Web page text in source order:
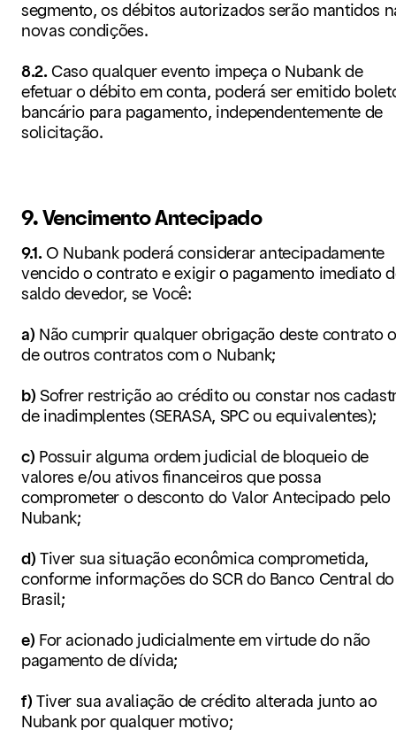
segmento, os débitos autorizados serão mantidos
novas condições.
8.2.Caso qualquer evento impeça o Nubank de
efetuar o débito em conta, poderá ser emitido
bancário para pagamento, independentemente de
solicitação.
9. Vencimento Antecipado
9.1.O Nubank poderá considerar antecipadamente
vencido o contrato e exigir o pagamento imediato
saldo devedor, se Você:
a) Não cumprir qualquer obrigação deste contrato
de outros contratos com o Nubank;
b) Sofrer restrição ao crédito ou constar nos
de inadimplentes (SERASA, SPC ou equivalentes);
c) Possuir alguma ordem judicial de bloqueio de
valores e/ou ativos financeiros que possa
comprometer o desconto do Valor Antecipado pelo
Nubank;
d) Tiver sua situação econômica comprometida,
conforme informações do SCR do Banco Central do
Brasil;
e) For acionado judicialmente em virtude do não
pagamento de dívida;
f) Tiver sua avaliação de crédito alterada junto ao
Nubank por qualquer motivo;